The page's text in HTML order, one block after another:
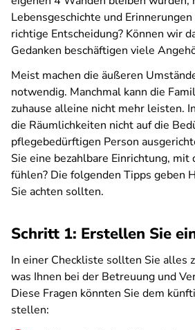
Lebensgeschichte und
richtige Entscheidung? Können wir
Gedanken beschäftigen viele
Meist machen die äußeren
notwendig. Manchmal kann die
zuhause alleine nicht mehr leisten.
die Räumlichkeiten nicht auf die
pflegebedürftigen Person
Sie eine bezahlbare Einrichtung,
fühlen? Die folgenden Tipps geben
Sie achten sollten.
Schritt 1: Erstellen Sie
In einer Checkliste sollten Sie alles
was Ihnen bei der Betreuung und
Diese Fragen könnten Sie dem
stellen: